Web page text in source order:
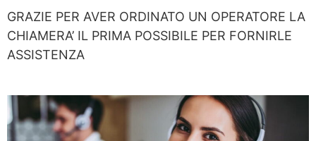
GRAZIE PER AVER ORDINATO UN OPERATORE LA
CHIAMERA’ IL PRIMA POSSIBILE PER FORNIRLE
ASSISTENZA